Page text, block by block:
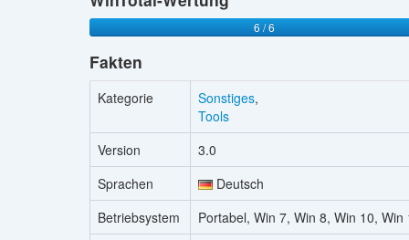
6 / 6
Fakten
Kategorie Sonstiges,
Tools
Version
3.0
Sprachen
Deutsch
Betriebsystem
Portabel, Win 7, Win 8, Win 10, Win